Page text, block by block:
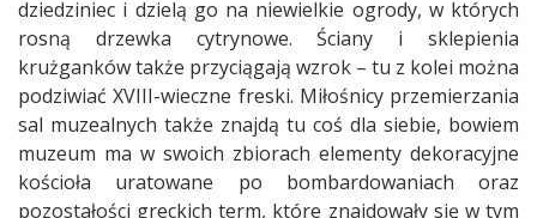
dziedziniec i dzielą go na niewielkie ogrody, w których
rosną drzewka cytrynowe. Ściany i sklepienia
krużganków także przyciągają wzrok – tu z kolei można
podziwiać XVIII-wieczne freski. Miłośnicy przemierzania
sal muzealnych także znajdą tu coś dla siebie, bowiem
muzeum ma w swoich zbiorach elementy dekoracyjne
kościoła uratowane po bombardowaniach oraz
pozostałości greckich term, które znajdowały się w tym